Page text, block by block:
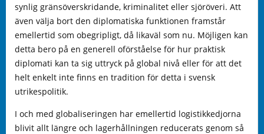
synlig gränsöverskridande, kriminalitet eller sjöröveri. Att
även välja bort den diplomatiska funktionen framstår
emellertid som obegripligt, då likaväl som nu. Möjligen kan
detta bero på en generell oförståelse för hur praktisk
diplomati kan ta sig uttryck på global nivå eller för att det
helt enkelt inte finns en tradition för detta i svensk
utrikespolitik.
I och med globaliseringen har emellertid logistikkedjorna
blivit allt längre och lagerhållningen reducerats genom så